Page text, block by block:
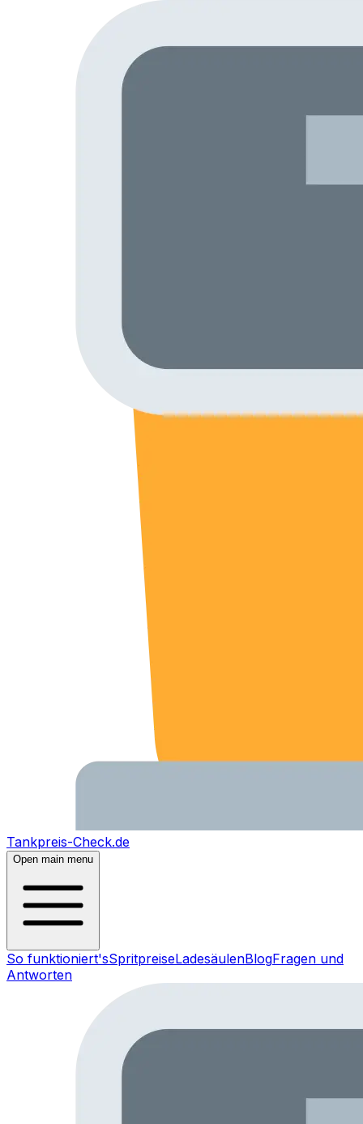
Tankpreis-Check.de
Open main menu
So funktioniert'sSpritpreiseLadesäulenBlogFragen und
Antworten